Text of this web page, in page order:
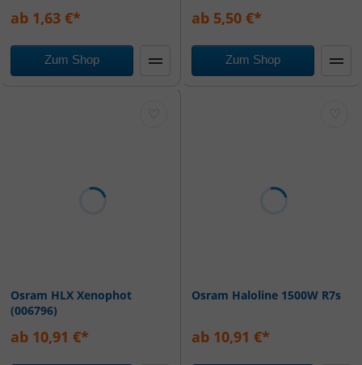
ab 1,63 €*
Zum Shop
ab 5,50 €*
Zum Shop
♡
Osram HLX Xenophot
(006796)
ab 10,91 €*
♡
Osram Haloline 1500W R7s
ab 10,91 €*